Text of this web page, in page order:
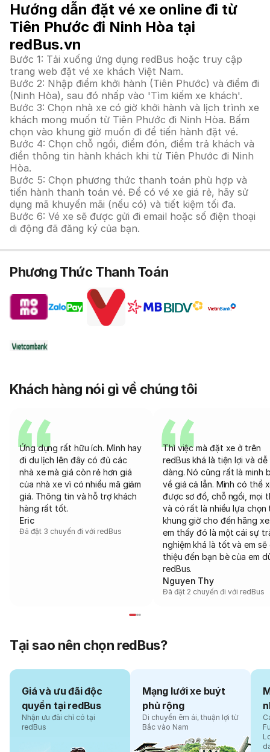
Hướng dẫn đặt vé xe online đi từ
Tiên Phước đi Ninh Hòa tại
redBus.vn
Bước 1: Tải xuống ứng dụng redBus hoặc truy cập
trang web đặt vé xe khách Việt Nam.
Bước 2: Nhập điểm khởi hành (Tiên Phước) và điểm đi
(Ninh Hòa), sau đó nhấp vào 'Tìm kiếm xe khách'.
Bước 3: Chọn nhà xe có giờ khởi hành và lịch trình xe
khách mong muốn từ Tiên Phước đi Ninh Hòa. Bấm
chọn vào khung giờ muốn đi để tiến hành đặt vé.
Bước 4: Chọn chỗ ngồi, điểm đón, điểm trả khách và
điền thông tin hành khách khi từ Tiên Phước đi Ninh
Hòa.
Bước 5: Chọn phương thức thanh toán phù hợp và
tiến hành thanh toán vé. Để có vé xe giá rẻ, hãy sử
dụng mã khuyến mãi (nếu có) và tiết kiệm tối đa.
Bước 6: Vé xe sẽ được gửi đi email hoặc số điện thoại
di động đã đăng ký của bạn.
Phương Thức Thanh Toán
Khách hàng nói gì về chúng tôi
Ứng dụng rất hữu ích. Mình hay
đi du lịch lên đây có đủ các
nhà xe mà giá còn rẻ hơn giá
của nhà xe vì có nhiều mã giảm
giá. Thông tin và hỗ trợ khách
hàng rất tốt.
Eric
Đã đặt 3 chuyến đi với redBus
Thì việc mà đặt xe ở trên
redBus khá là tiện lợi và dễ
dàng. Nó cũng rất là minh
về giá cả lẫn. Mình có thể
được sơ đồ, chỗ ngồi, mọi
và có rất là nhiều lựa chọn
khung giờ cho đến hãng
em thấy đó là một cái sự
nghiệm khá là tốt và em sẽ
thiệu đến bạn bè của em
redBus.
Nguyen Thy
Đã đặt 2 chuyến đi với redBus
Tại sao nên chọn redBus?
Giá và ưu đãi độc
quyền tại redBus
Nhận ưu đãi chỉ có tại
redBus
Mạng lưới xe buýt
phủ rộng
Di chuyển êm ái, thuận lợi từ
Bắc vào Nam